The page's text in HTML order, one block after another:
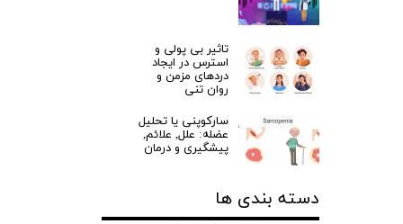
تاثیر بی پولی و
استرس در ایجاد
دردهای مزمن و
روان تنی
سارکوپنی یا تحلیل
عضله: علل, علائم,
پیشگیری و درمان
دسته بندی ها